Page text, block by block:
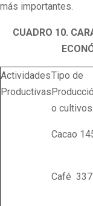
más importantes.
CUADRO 10.
Actividades
Productivas
Tipo de
o cultivos
Cacao
Café